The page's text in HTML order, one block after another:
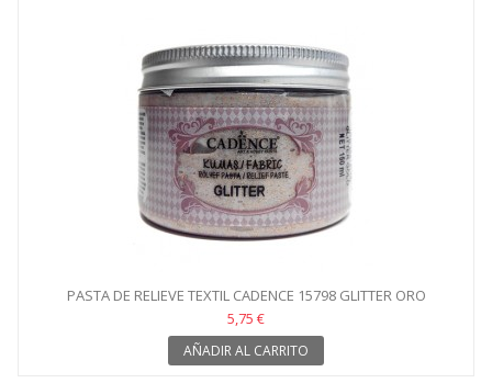
PASTA DE RELIEVE TEXTIL CADENCE 15798 GLITTER ORO
5,75 €
AÑADIR AL CARRITO